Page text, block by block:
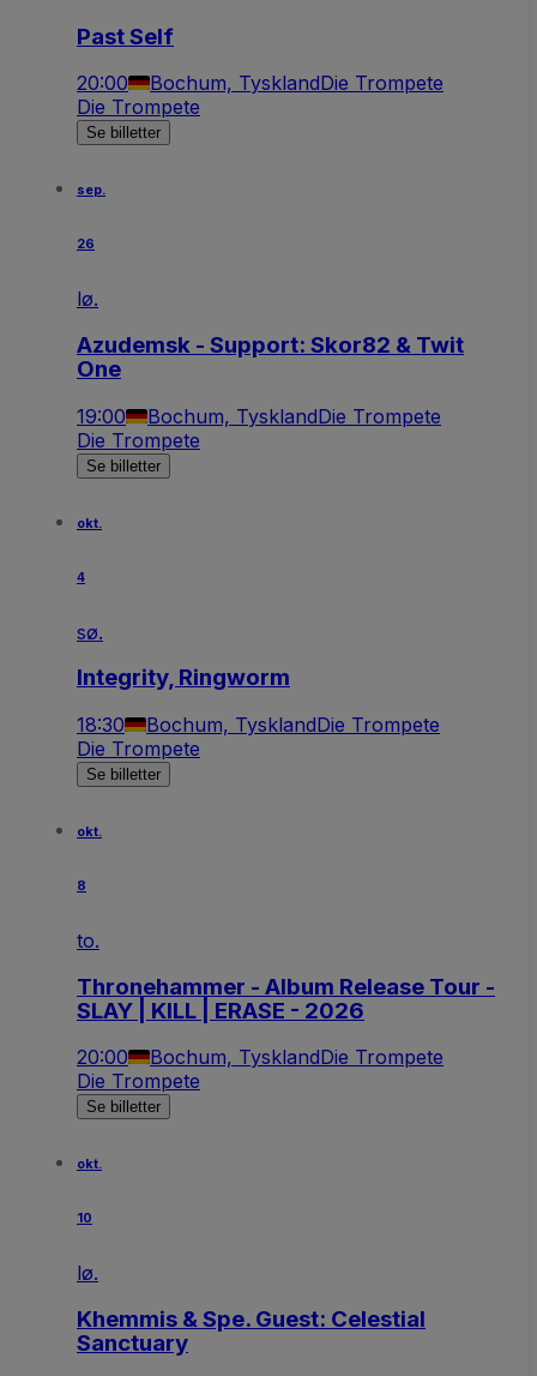
Past Self
20:00 Bochum, TysklandDie Trompete
Die Trompete
Se billetter
sep.
26
lø.
Azudemsk - Support: Skor82 & Twit
One
19:00 Bochum, TysklandDie Trompete
Die Trompete
Se billetter
okt.
4
sø.
Integrity, Ringworm
18:30 Bochum, TysklandDie Trompete
Die Trompete
Se billetter
okt.
8
to.
Thronehammer - Album Release Tour -
SLAY | KILL | ERASE - 2026
20:00 Bochum, TysklandDie Trompete
Die Trompete
Se billetter
okt.
10
lø.
Khemmis & Spe. Guest: Celestial
Sanctuary